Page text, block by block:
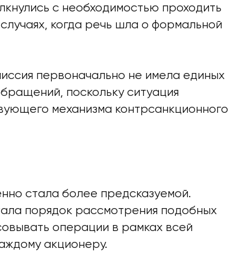
с необходимостью проходить
когда речь шла о формальной
первоначально не имела единых
поскольку ситуация
механизма контрсанкционного
стала более предсказуемой.
порядок рассмотрения подобных
операции в рамках всей
акционеру.